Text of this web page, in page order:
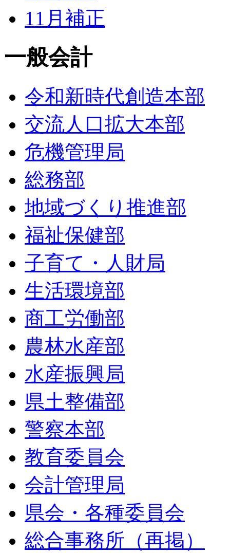
11月補正
一般会計
令和新時代創造本部
交流人口拡大本部
危機管理局
総務部
地域づくり推進部
福祉保健部
子育て・人財局
生活環境部
商工労働部
農林水産部
水産振興局
県土整備部
警察本部
教育委員会
会計管理局
県会・各種委員会
総合事務所（再掲）